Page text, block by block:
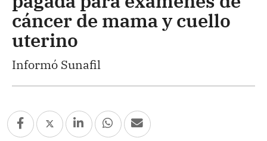
cáncer de mama y cuello
uterino
Informó Sunafil